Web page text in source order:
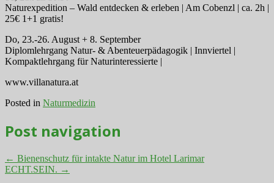
Naturexpedition – Wald entdecken & erleben | Am Cobenzl | ca. 2h |
25€ 1+1 gratis!
Do, 23.-26. August + 8. September
Diplomlehrgang Natur- & Abenteuerpädagogik | Innviertel |
Kompaktlehrgang für Naturinteressierte |
www.villanatura.at
Posted in Naturmedizin
Post navigation
← Bienenschutz für intakte Natur im Hotel Larimar
ECHT.SEIN. →